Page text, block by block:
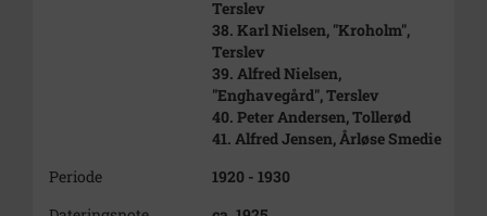
Terslev
38. Karl Nielsen, "Kroholm",
Terslev
39. Alfred Nielsen,
"Enghavegård", Terslev
40. Peter Andersen, Tollerød
41. Alfred Jensen, Årløse Smedie
Periode
1920 - 1930